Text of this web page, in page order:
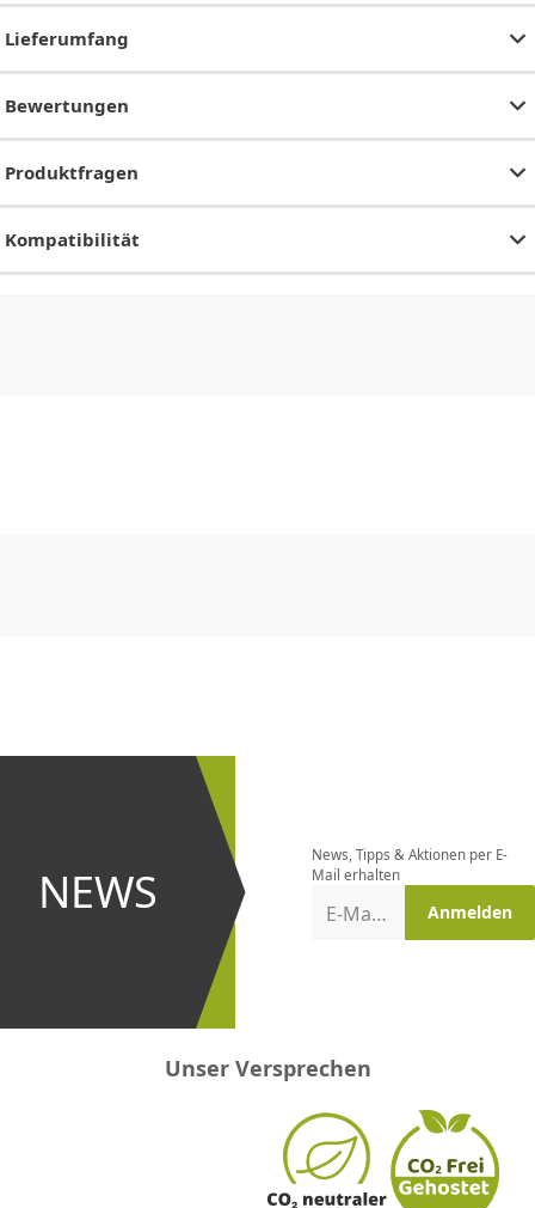
Lieferumfang
Bewertungen
Produktfragen
Kompatibilität
NEWS
und bei
Aktionen
News, Tipps & Aktionen per E-
Mail erhalten
E-Mail-Adresse Anmelden
Unser Versprechen